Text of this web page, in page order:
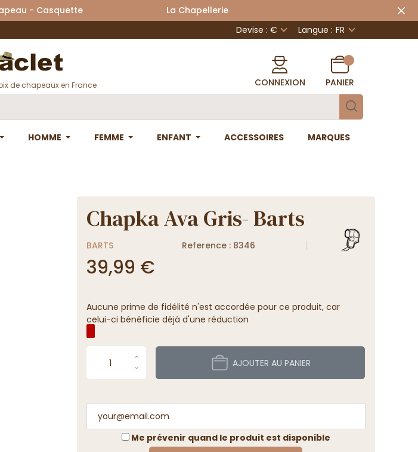
- Casquette La Chapellerie
Devise : € Langue : FR
de chapeaux en France CONNEXION PANIER
HOMME FEMME ENFANT ACCESSOIRES MARQUES
Chapka Ava Gris- Barts
BARTS Reference : 8346
39,99 €
Aucune prime de fidélité n'est accordée pour ce produit, car
celui-ci bénéficie déjà d'une réduction
AJOUTER AU PANIER
Me prévenir quand le produit est disponible